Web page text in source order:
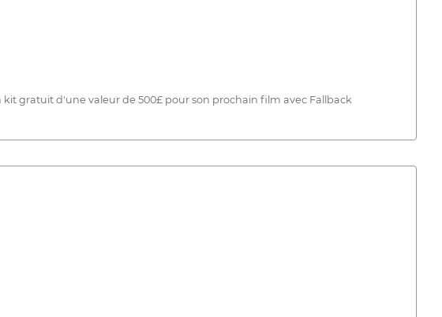
gratuit d'une valeur de 500£ pour son prochain film avec Fallback